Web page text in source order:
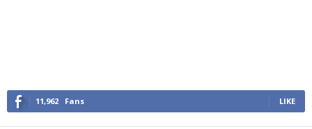
11,962 Fans LIKE